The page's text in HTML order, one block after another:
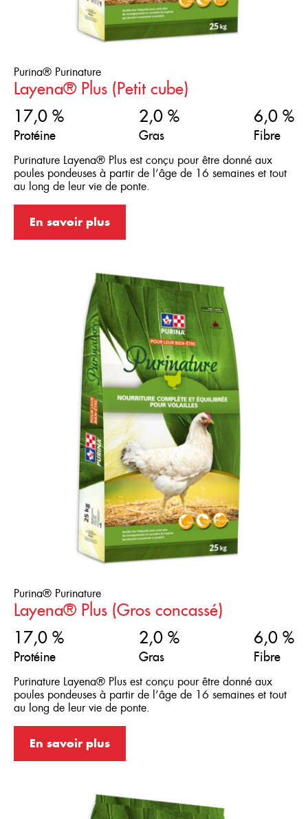
Purina® Purinature
Layena® Plus (Petit cube)
17,0 %
Protéine
2,0 %
Gras
6,0 %
Fibre
Purinature Layena® Plus est conçu pour être donné aux
poules pondeuses à partir de l’âge de 16 semaines et tout
au long de leur vie de ponte.
En savoir plus
Purina® Purinature
Layena® Plus (Gros concassé)
17,0 %
Protéine
2,0 %
Gras
6,0 %
Fibre
Purinature Layena® Plus est conçu pour être donné aux
poules pondeuses à partir de l’âge de 16 semaines et tout
au long de leur vie de ponte.
En savoir plus